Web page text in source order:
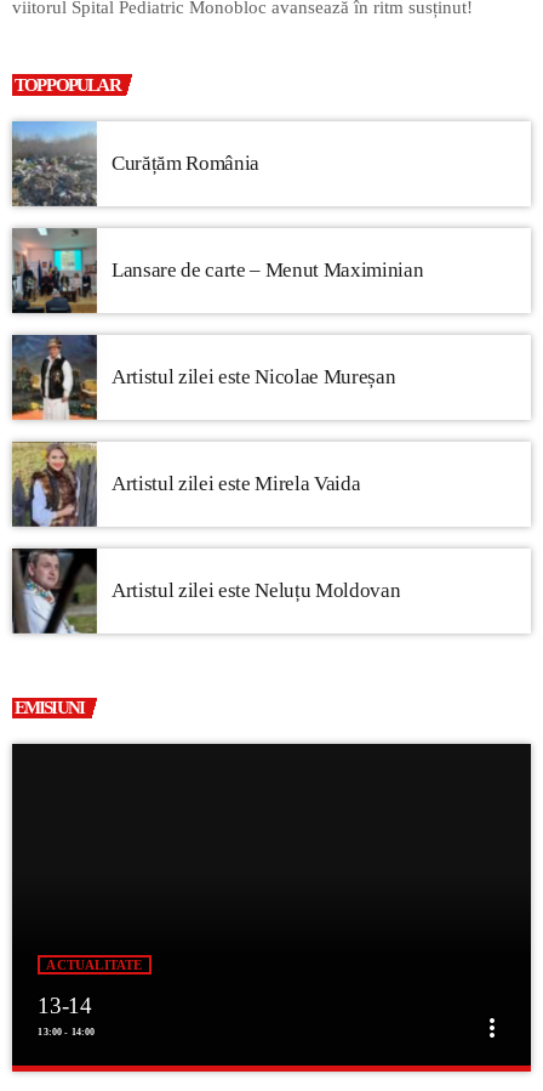
viitorul Spital Pediatric Monobloc avansează în ritm susținut!
TOP POPULAR
Curățăm România
Lansare de carte – Menut Maximinian
Artistul zilei este Nicolae Mureșan
Artistul zilei este Mirela Vaida
Artistul zilei este Neluțu Moldovan
EMISIUNI
ACTUALITATE
13-14
13:00 - 14:00 more_vert